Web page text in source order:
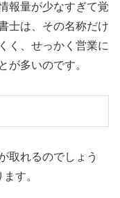
報量が少なすぎて覚
士は、その名称だけ
く、せっかく営業に
が多いのです。
取れるのでしょう
す。